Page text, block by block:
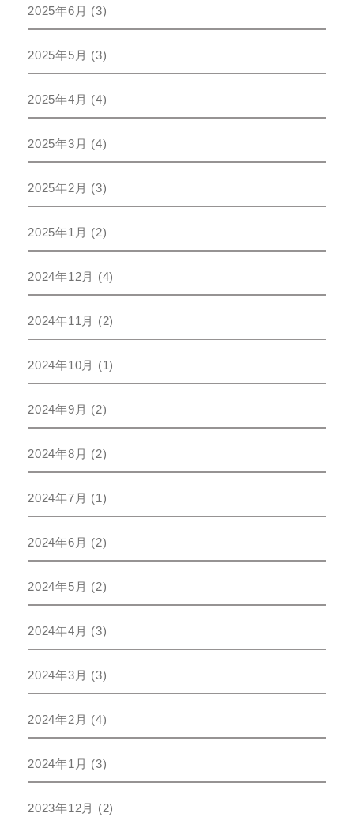
2025年6月 (3)
2025年5月 (3)
2025年4月 (4)
2025年3月 (4)
2025年2月 (3)
2025年1月 (2)
2024年12月 (4)
2024年11月 (2)
2024年10月 (1)
2024年9月 (2)
2024年8月 (2)
2024年7月 (1)
2024年6月 (2)
2024年5月 (2)
2024年4月 (3)
2024年3月 (3)
2024年2月 (4)
2024年1月 (3)
2023年12月 (2)